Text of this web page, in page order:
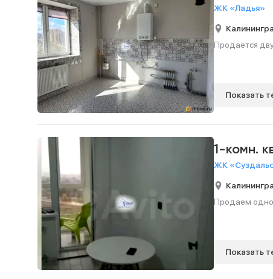
ЖК «Ладья»
Продается
Показать
1-комн.
ЖК
Продаем
Показать